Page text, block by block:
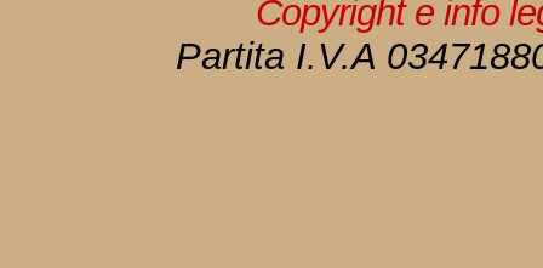
Copyright e info
Partita I.V.A